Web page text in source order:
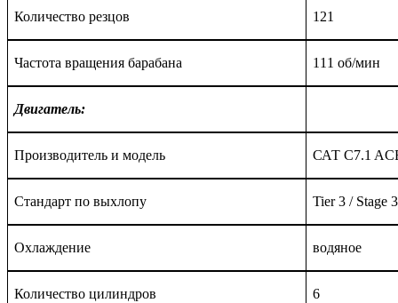
Количество резцов 121
Частота вращения барабана 111 об/мин
Двигатель:
Производитель и модель САТ C7.1
Стандарт по выхлопу Tier 3 / Stage
Охлаждение водяное
Количество цилиндров 6